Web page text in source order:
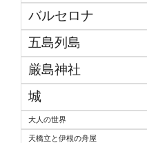
バルセロナ
五島列島
厳島神社
城
大人の世界
天橋立と伊根の舟屋